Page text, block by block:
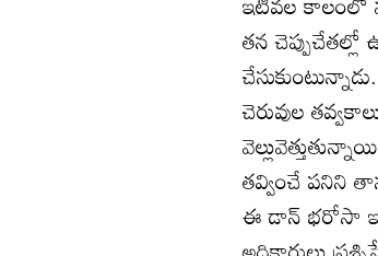
తన
చెరువుల
తవ్వించే పనిని
ఈ డాన్‌ భరోసా